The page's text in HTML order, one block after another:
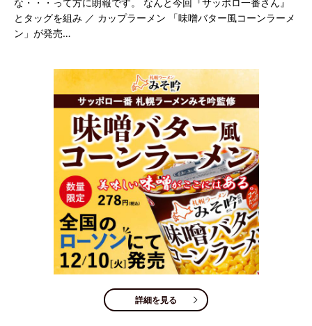
とタッグを組み ／ カップラーメン 「味噌バター風コーンラーメ
ン」が発売…
詳細を見る